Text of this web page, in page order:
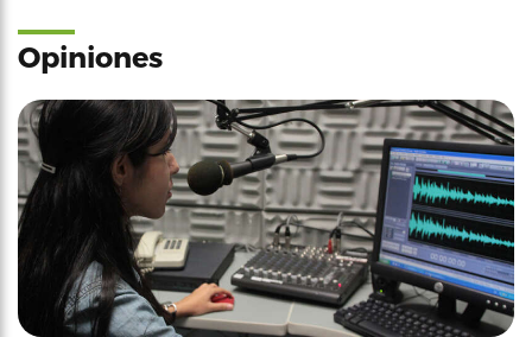
Opiniones